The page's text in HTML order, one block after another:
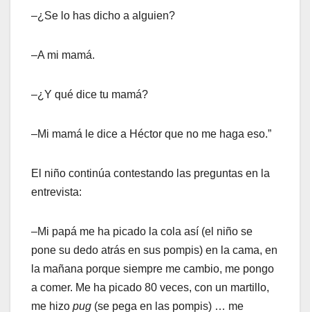
–¿Se lo has dicho a alguien?
–A mi mamá.
–¿Y qué dice tu mamá?
–Mi mamá le dice a Héctor que no me haga eso.”
El niño continúa contestando las preguntas en la
entrevista:
–Mi papá me ha picado la cola así (el niño se
pone su dedo atrás en sus pompis) en la cama, en
la mañana porque siempre me cambio, me pongo
a comer. Me ha picado 80 veces, con un martillo,
me hizo pug (se pega en las pompis) … me